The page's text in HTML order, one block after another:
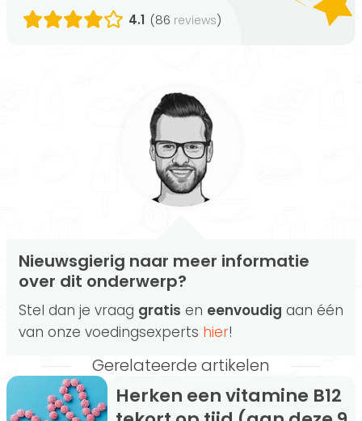
4.1 (86 reviews)
Nieuwsgierig naar meer informatie
over dit onderwerp?
Stel dan je vraag gratis en eenvoudig aan één
van onze voedingsexperts hier!
Gerelateerde artikelen
Herken een vitamine B12